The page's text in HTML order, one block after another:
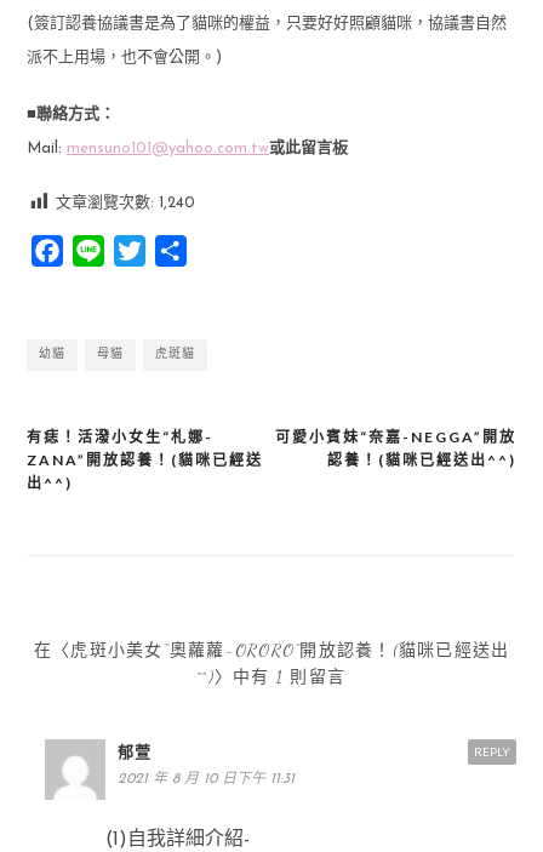
(簽訂認養協議書是為了貓咪的權益，只要好好照顧貓咪，協議書自然
派不上用場，也不會公開。)
■聯絡方式：
Mail: mensuno101@yahoo.com.tw或此留言板
文章瀏覽次數: 1,240
Facebook
Line Twitter
幼貓 母貓 虎斑貓
文
章
可愛小賓妹“奈嘉-NEGGA”開放
認養！(貓咪已經送出^^)
有痣！活潑小女生“札娜-
ZANA”開放認養！(貓咪已經送
出^^)
在〈虎斑小美女“奧蘿蘿-ORORO”開放認養！(貓咪已經送出
^^)〉中有 1 則留言
郁萱
2021 年 8 月 10 日下午 11:31
(1)自我詳細介紹-
REPLY